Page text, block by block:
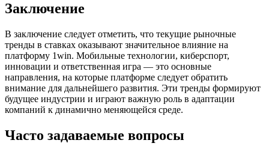
Заключение
В заключение следует отметить, что текущие рыночные
тренды в ставках оказывают значительное влияние на
платформу 1win. Мобильные технологии, киберспорт,
инновации и ответственная игра — это основные
направления, на которые платформе следует обратить
внимание для дальнейшего развития. Эти тренды формируют
будущее индустрии и играют важную роль в адаптации
компаний к динамично меняющейся среде.
Часто задаваемые вопросы